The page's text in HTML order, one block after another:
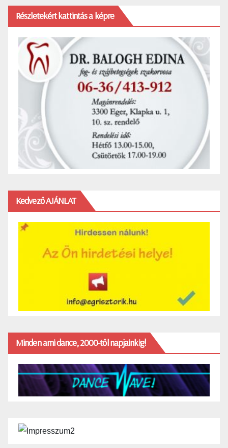
Részletekért kattintás a képre
Kedvező AJÁNLAT
Minden ami dance, 2000-től napjainkig!